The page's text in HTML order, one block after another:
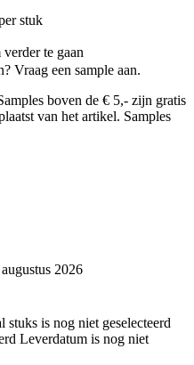
stuk
te gaan
Vraag een sample aan.
boven de € 5,- zijn gratis
van het artikel. Samples
2026
stuks is nog niet geselecteerd
Leverdatum is nog niet